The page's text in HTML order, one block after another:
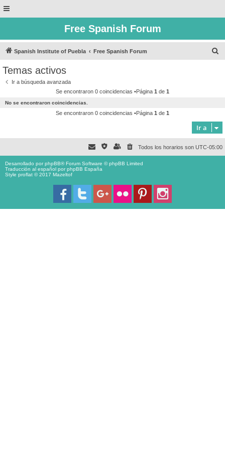
Free Spanish Forum
Spanish Institute of Puebla Free Spanish Forum
Temas activos
Ir a búsqueda avanzada
Se encontraron 0 coincidencias •Página 1 de 1
No se encontraron coincidencias.
Se encontraron 0 coincidencias •Página 1 de 1
Ir a
Todos los horarios son UTC-05:00
Desarrollado porphpBB® Forum Software © phpBB Limited
Traducción al español porphpBB España
Style proflat © 2017 Mazeltof